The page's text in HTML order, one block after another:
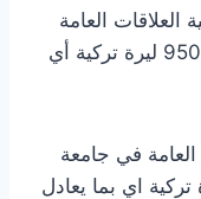
العامة
في جامعة رجب طيب أردوغان تبلغ 950 ليرة تركية أي
في جامعة
تبلغ 3000 ليرة تركية اي بما يعادل